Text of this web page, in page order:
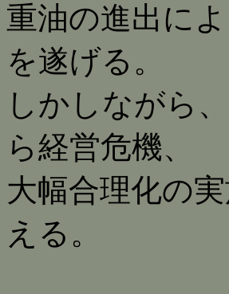
重油の進出に
を遂げる。
しかしながら
ら経営危機、
大幅合理化の
える。